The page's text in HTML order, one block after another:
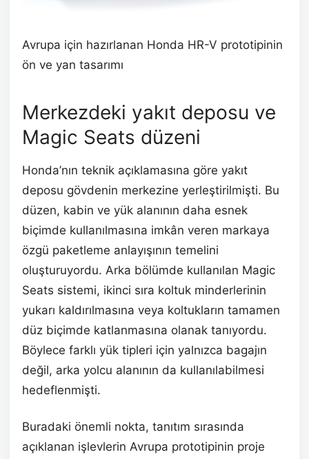
Avrupa için hazırlanan Honda HR-V prototipinin
ön ve yan tasarımı
Merkezdeki yakıt deposu ve
Magic Seats düzeni
Honda’nın teknik açıklamasına göre yakıt
deposu gövdenin merkezine yerleştirilmişti. Bu
düzen, kabin ve yük alanının daha esnek
biçimde kullanılmasına imkân veren markaya
özgü paketleme anlayışının temelini
oluşturuyordu. Arka bölümde kullanılan Magic
Seats sistemi, ikinci sıra koltuk minderlerinin
yukarı kaldırılmasına veya koltukların tamamen
düz biçimde katlanmasına olanak tanıyordu.
Böylece farklı yük tipleri için yalnızca bagajın
değil, arka yolcu alanının da kullanılabilmesi
hedeflenmişti.
Buradaki önemli nokta, tanıtım sırasında
açıklanan işlevlerin Avrupa prototipinin proje